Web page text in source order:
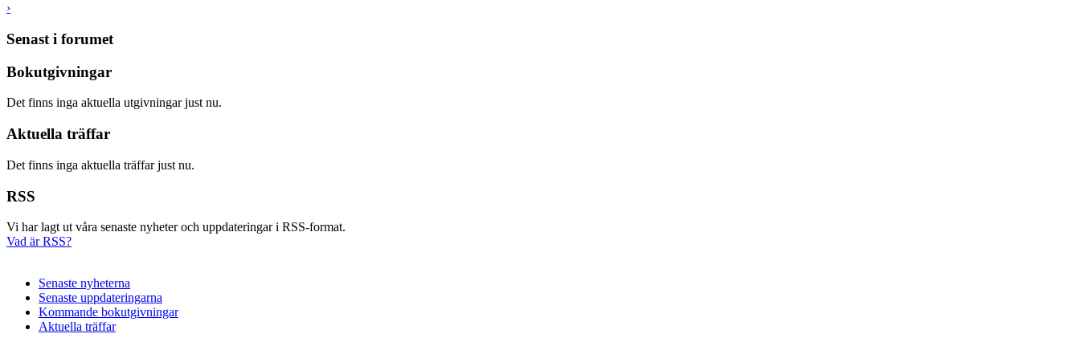
›
Senast i forumet
Bokutgivningar
Det finns inga aktuella utgivningar just nu.
Aktuella träffar
Det finns inga aktuella träffar just nu.
RSS
Vi har lagt ut våra senaste nyheter och uppdateringar i RSS-format.
Vad är RSS?
Senaste nyheterna
Senaste uppdateringarna
Kommande bokutgivningar
Aktuella träffar